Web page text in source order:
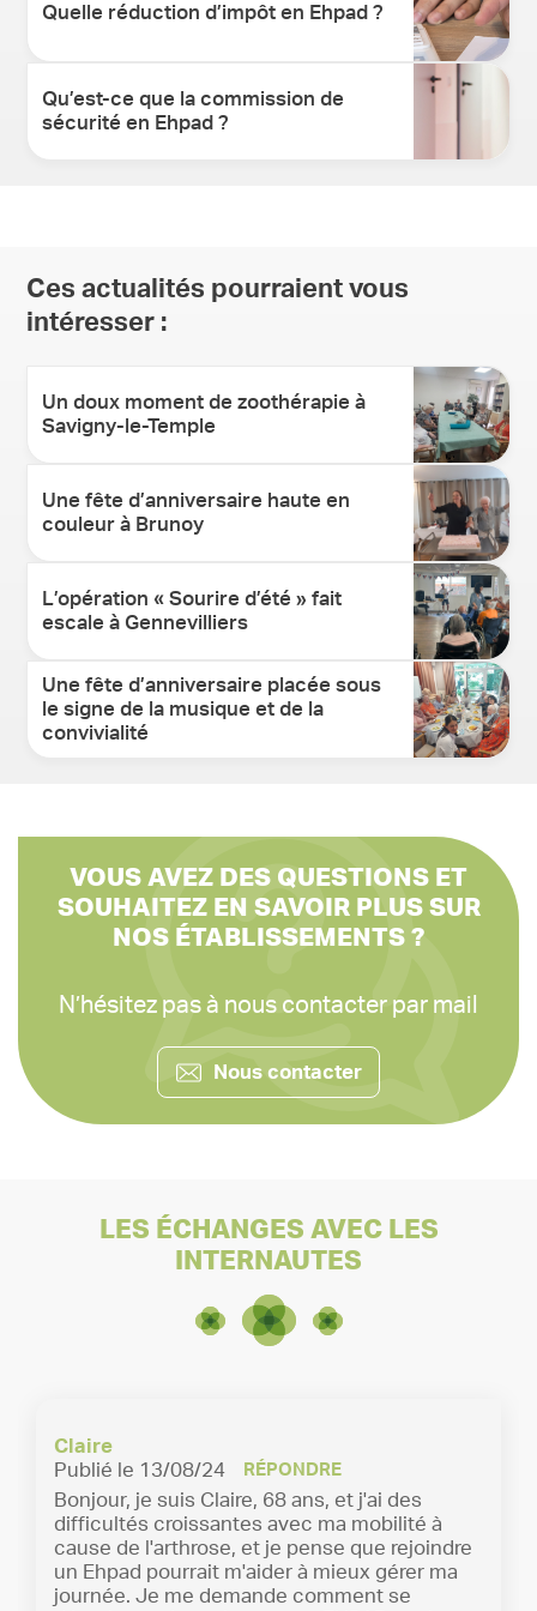
Quelle réduction d’impôt en Ehpad ?
Qu’est-ce que la commission de
sécurité en Ehpad ?
Ces actualités pourraient vous
intéresser :
Un doux moment de zoothérapie à
Savigny-le-Temple
Une fête d’anniversaire haute en
couleur à Brunoy
L’opération « Sourire d’été » fait
escale à Gennevilliers
Une fête d’anniversaire placée sous
le signe de la musique et de la
convivialité
VOUS AVEZ DES QUESTIONS ET
SOUHAITEZ EN SAVOIR PLUS SUR
NOS ÉTABLISSEMENTS ?
N’hésitez pas à nous contacter par mail
Nous contacter
LES ÉCHANGES AVEC LES
INTERNAUTES
Claire
Publié le 13/08/24
RÉPONDRE
Bonjour, je suis Claire, 68 ans, et j'ai des
difficultés croissantes avec ma mobilité à
cause de l'arthrose, et je pense que rejoindre
un Ehpad pourrait m'aider à mieux gérer ma
journée. Je me demande comment se